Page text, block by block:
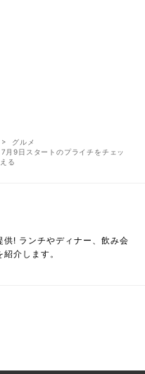
グルメ
月9日スタートのプライチをチェッ
る
供! ランチやディナー、飲み会
介します。